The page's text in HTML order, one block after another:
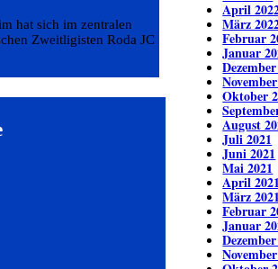
hat sich im zentralen
Zweitligisten Roda JC
April
März
Februar
Januar
Oktober
August
Juli 2021
Juni 2021
Mai 2021
April 2021
März 2021
Februar
Januar